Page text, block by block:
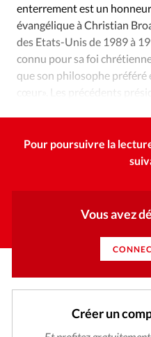
RUBRIQUES
Tous les articles
Actualité internationale
Dossier
Eglises Foi
Opinions
Publireportage
enterrement est un
évangélique à Christian
des Etats-Unis de 1989 à
connu pour sa foi
que son philosophe préféré
cœur». Les précédents
Pour poursuivre la
Vous avez
Créer un